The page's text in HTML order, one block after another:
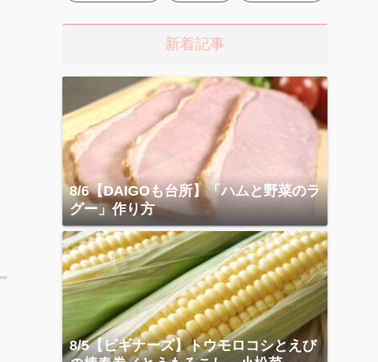
新着記事
8/6【DAIGOも台所】「ハムと野菜のラ
グー」作り方
8/5【ビギナーズ】トウモロコシとえび